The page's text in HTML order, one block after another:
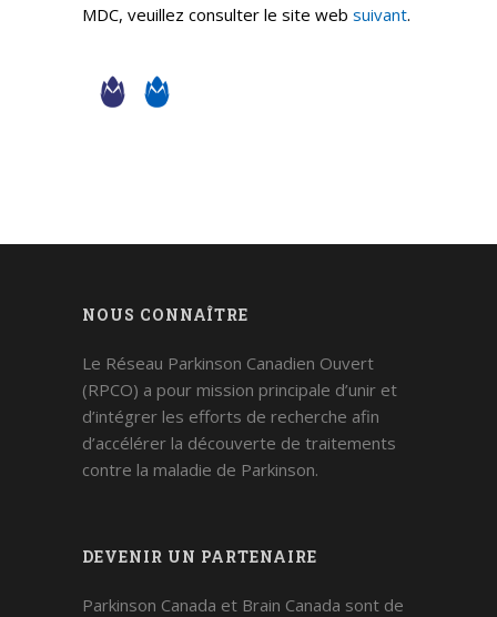
MDC, veuillez consulter le site web suivant.
NOUS CONNAÎTRE
Le Réseau Parkinson Canadien Ouvert
(RPCO) a pour mission principale d’unir et
d’intégrer les efforts de recherche afin
d’accélérer la découverte de traitements
contre la maladie de Parkinson.
DEVENIR UN PARTENAIRE
Parkinson Canada et Brain Canada sont de